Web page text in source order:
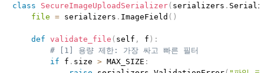
class SecureImageUploadSerializer( serializers .
file = serializers . ImageField ( )
def validate_file ( self , f ) :
# [1] 용량 제한: 가장 싸고 빠른 필터
if f . size > MAX_SIZE :